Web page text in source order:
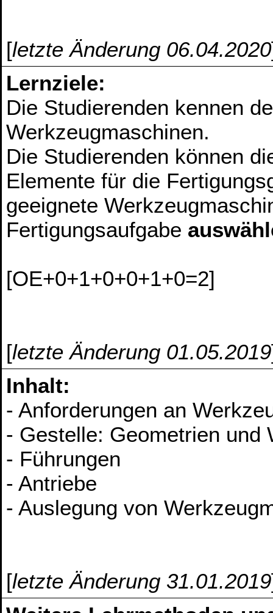
[letzte Änderung 06.04.2020
Lernziele:
Die Studierenden kennen
Werkzeugmaschinen.
Die Studierenden können
Elemente für die
geeignete
Fertigungsaufgabe
[OE+0+1+0+0+1+0=2]
[letzte Änderung 01.05.2019
Inhalt:
- Anforderungen an
- Gestelle: Geometrien und
- Führungen
- Antriebe
- Auslegung von
[letzte Änderung 31.01.2019